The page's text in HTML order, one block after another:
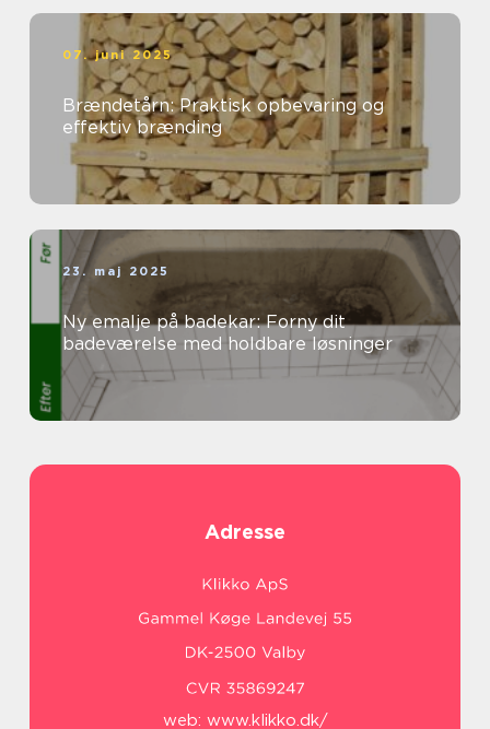
07. juni 2025
Brændetårn: Praktisk opbevaring og
effektiv brænding
23. maj 2025
Ny emalje på badekar: Forny dit
badeværelse med holdbare løsninger
Adresse
web: www.klikko.dk/